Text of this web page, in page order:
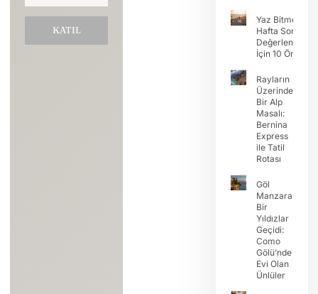
KATIL
Yaz Bitmeden
Hafta Sonunu
İçin 10 Öneri
Rayların
Üzerinde
Bir Alp
Masalı:
Bernina
Express
ile Tatil
Rotası
Göl
Manzaralı
Bir
Yıldızlar
Geçidi:
Como
Gölü’nde
Evi Olan
Ünlüler